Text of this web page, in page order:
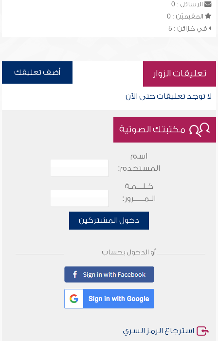
الرسائل : 0
المقيميّن : 0
في خزائن : 5
تعليقات الزوار أضف تعليقك
لا توجد تعليقات حتى الآن
مكتبتك الصوتية
اسم
المستخدم:
كـلـــمـة
الـمـــــرور:
دخول المشتركين
أو الدخول بحساب
استرجاع الرمز السري